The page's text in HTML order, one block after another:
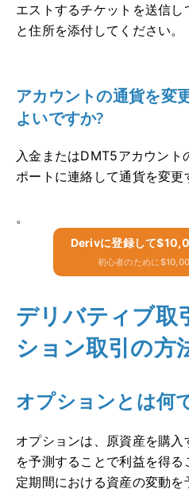
エストするチケットを送信
と住所を添付してください。
アカウントの通貨を変
よいですか?
入金またはDMT5アカウント
ポートに連絡して通貨を変
。
Derivに​​登録して
初心者のために
デリバティブ取
ション取引の方
オプションとは何
オプションは、原資産を購
を予測することで利益を得
定期間における資産の変動を